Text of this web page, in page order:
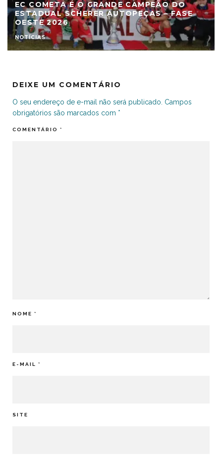
EC COMETA É O GRANDE CAMPEÃO DO
ESTADUAL SCHERER AUTOPEÇAS – FASE
OESTE 2026
NOTÍCIAS
DEIXE UM COMENTÁRIO
O seu endereço de e-mail não será publicado. Campos
obrigatórios são marcados com *
COMENTÁRIO *
NOME *
E-MAIL *
SITE